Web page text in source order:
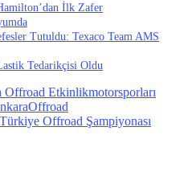
İlk Zafer
Tutuldu: Texaco Team AMS
Tedarikçisi Oldu
Offroad Etkinlikmotorsporları
Offroad
Türkiye Offroad Şampiyonası